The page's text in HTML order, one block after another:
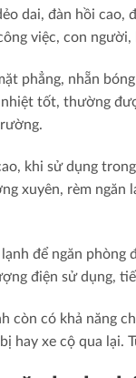
dai, đàn hồi
việc, con
phẳng, nhẵn
nhiệt tốt, thường
khi sử dụng
xuyên, rèm ngăn
để ngăn
điện sử dụng,
còn có khả năng
hay xe cộ qua lại.